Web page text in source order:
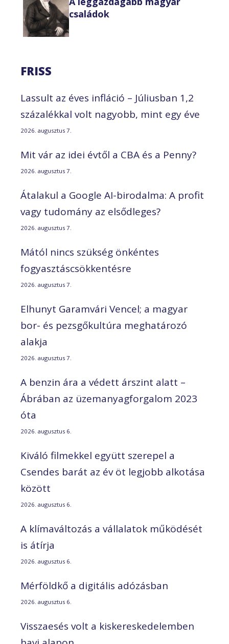
családok
FRISS
Lassult az éves infláció – Júliusban 1,2
százalékkal volt nagyobb, mint egy éve
2026. augusztus 7.
Mit vár az idei évtől a CBA és a Penny?
2026. augusztus 7.
Átalakul a Google AI-birodalma: A profit
vagy tudomány az elsődleges?
2026. augusztus 7.
Mától nincs szükség önkéntes
fogyasztáscsökkentésre
2026. augusztus 7.
Elhunyt Garamvári Vencel; a magyar
bor- és pezsgőkultúra meghatározó
alakja
2026. augusztus 7.
A benzin ára a védett árszint alatt –
Ábrában az üzemanyagforgalom 2023
óta
2026. augusztus 6.
Kiváló filmekkel együtt szerepel a
Csendes barát az év öt legjobb alkotása
között
2026. augusztus 6.
A klímaváltozás a vállalatok működését
is átírja
2026. augusztus 6.
Mérföldkő a digitális adózásban
2026. augusztus 6.
Visszaesés volt a kiskereskedelemben